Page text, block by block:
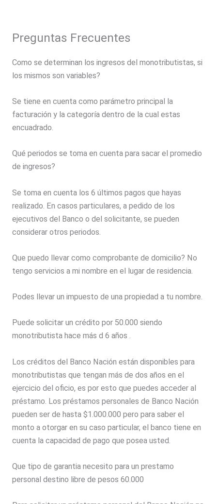
Preguntas Frecuentes
Como se determinan los ingresos del monotributistas, si
los mismos son variables?
Se tiene en cuenta como parámetro principal la
facturación y la categoría dentro de la cual estas
encuadrado.
Qué periodos se toma en cuenta para sacar el promedio
de ingresos?
Se toma en cuenta los 6 últimos pagos que hayas
realizado. En casos particulares, a pedido de los
ejecutivos del Banco o del solicitante, se pueden
considerar otros periodos.
Que puedo llevar como comprobante de domicilio? No
tengo servicios a mi nombre en el lugar de residencia.
Podes llevar un impuesto de una propiedad a tu nombre.
Puede solicitar un crédito por 50.000 siendo
monotributista hace más d 6 años .
Los créditos del Banco Nación están disponibles para
monotributistas que tengan más de dos años en el
ejercicio del oficio, es por esto que puedes acceder al
préstamo. Los préstamos personales de Banco Nación
pueden ser de hasta $1.000.000 pero para saber el
monto a otorgar en su caso particular, el banco tiene en
cuenta la capacidad de pago que posea usted.
Que tipo de garantia necesito para un prestamo
personal destino libre de pesos 60.000